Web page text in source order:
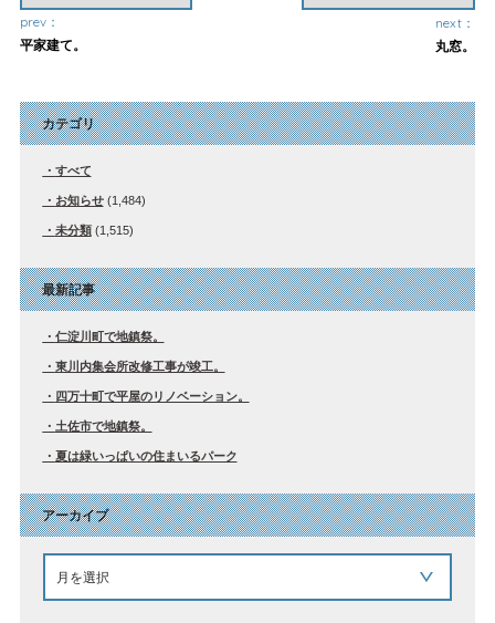
prev：
平家建て。
next：
丸窓。
カテゴリ
すべて
お知らせ(1,484)
未分類(1,515)
最新記事
仁淀川町で地鎮祭。
東川内集会所改修工事が竣工。
四万十町で平屋のリノベーション。
土佐市で地鎮祭。
夏は緑いっぱいの住まいるパーク
アーカイブ